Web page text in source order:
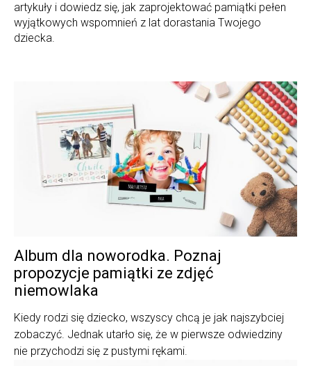
artykuły i dowiedz się, jak zaprojektować pamiątki pełen
wyjątkowych wspomnień z lat dorastania Twojego
dziecka.
Album dla noworodka. Poznaj
propozycje pamiątki ze zdjęć
niemowlaka
Kiedy rodzi się dziecko, wszyscy chcą je jak najszybciej
zobaczyć. Jednak utarło się, że w pierwsze odwiedziny
nie przychodzi się z pustymi rękami.